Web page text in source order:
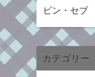
ピン・セブ
カテゴリー